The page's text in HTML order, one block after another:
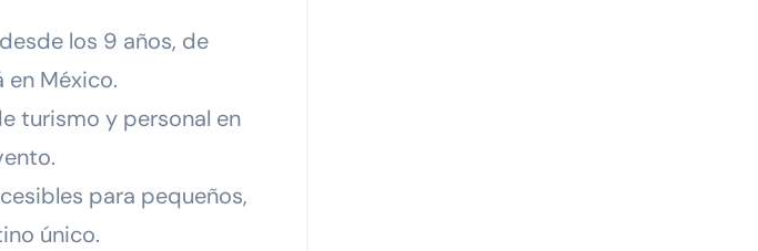
los 9 años, de
México.
turismo y personal en
para pequeños,
único.